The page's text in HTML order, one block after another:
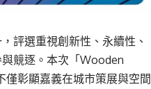
評選重視創新性、永續性、
競逐。本次「Wooden
彰顯嘉義在城市策展與空間